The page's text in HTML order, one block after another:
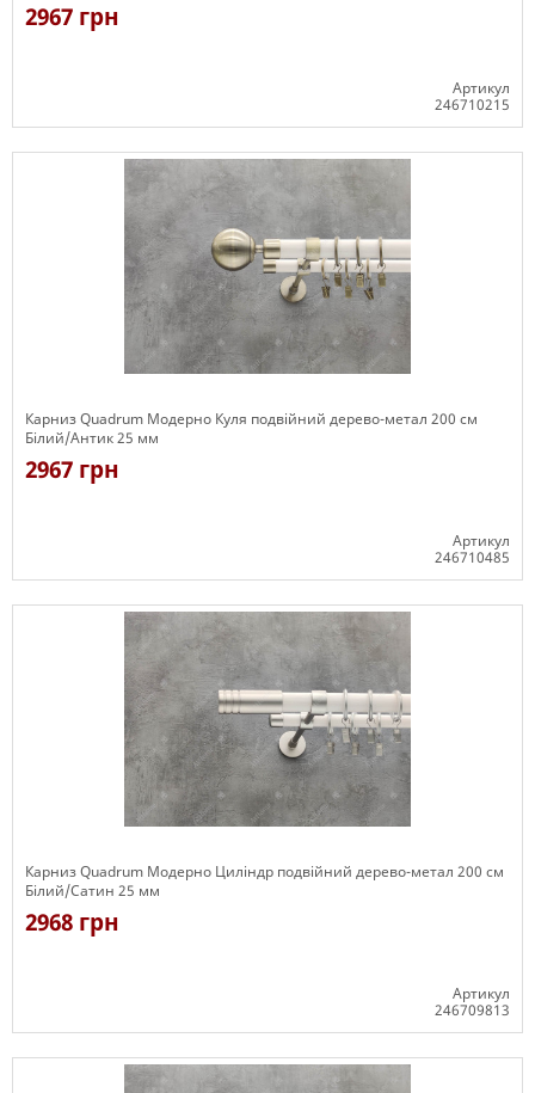
2967 грн
Артикул
246710215
Карниз Quadrum Модерно Куля подвійний дерево-метал 200 см
Білий/Антик 25 мм
2967 грн
Артикул
246710485
Карниз Quadrum Модерно Циліндр подвійний дерево-метал 200 см
Білий/Сатин 25 мм
2968 грн
Артикул
246709813